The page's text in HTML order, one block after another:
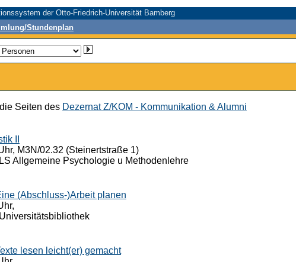
der Otto-Friedrich-Universität Bamberg
Stundenplan
Seiten des Dezernat Z/KOM - Kommunikation & Alumni
II
M3N/02.32 (Steinertstraße 1)
Allgemeine Psychologie u Methodenlehre
(Abschluss-)Arbeit planen
lesen leicht(er) gemacht